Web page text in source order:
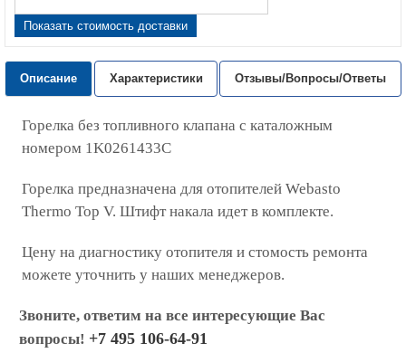
Показать стоимость доставки
Описание Характеристики Отзывы/Вопросы/Ответы
Горелка без топливного клапана с каталожным
номером 1K0261433C
Горелка предназначена для отопителей Webasto
Thermo Top V. Штифт накала идет в комплекте.
Цену на диагностику отопителя и стомость ремонта
можете уточнить у наших менеджеров.
Звоните, ответим на все интересующие Вас
вопросы! +7 495 106-64-91